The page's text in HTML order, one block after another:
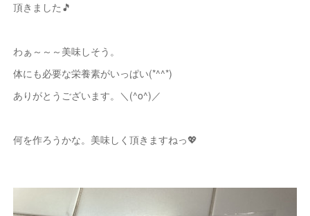
頂きました🎵
わぁ～～～美味しそう。
体にも必要な栄養素がいっぱい(*^^*)
ありがとうございます。＼(^o^)／
何を作ろうかな。美味しく頂きますねっ💖